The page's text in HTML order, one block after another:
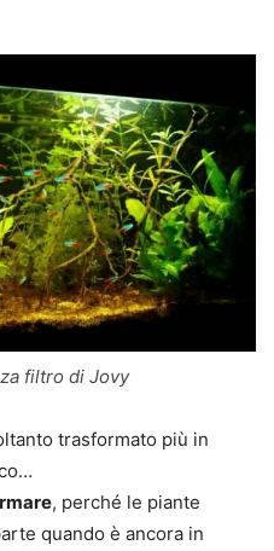
filtro di Jovy
trasformato più in
, perché le piante
quando è ancora in